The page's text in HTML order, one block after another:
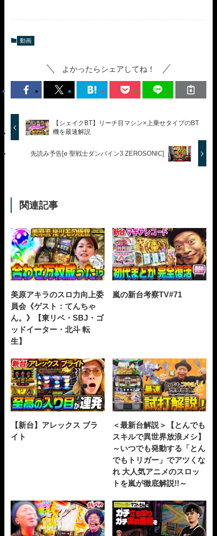
動画
よかったらシェアしてね！
【シェイクBT】リーチ目マシン×上乗せタイプのBT
機を最速解説
先読み予告[e 聖戦士ダンバイン3 ZEROSONIC]
関連記事
美原アキラのスロ力向上委
員会《ゲスト：てんちゃ
ん。》【東リベ・SBJ・ゴ
ッドイーター・北斗 転
生】
嵐の新台考察TV#71
【新台】アレックス ブラ
イト
＜最新台解説＞【とんでも
スキルで異世界放浪メシ】
～いつでも発動する「とん
でもトリガー」でアツくな
れ 大人気アニメのスロッ
トを嵐が徹底解説!!～